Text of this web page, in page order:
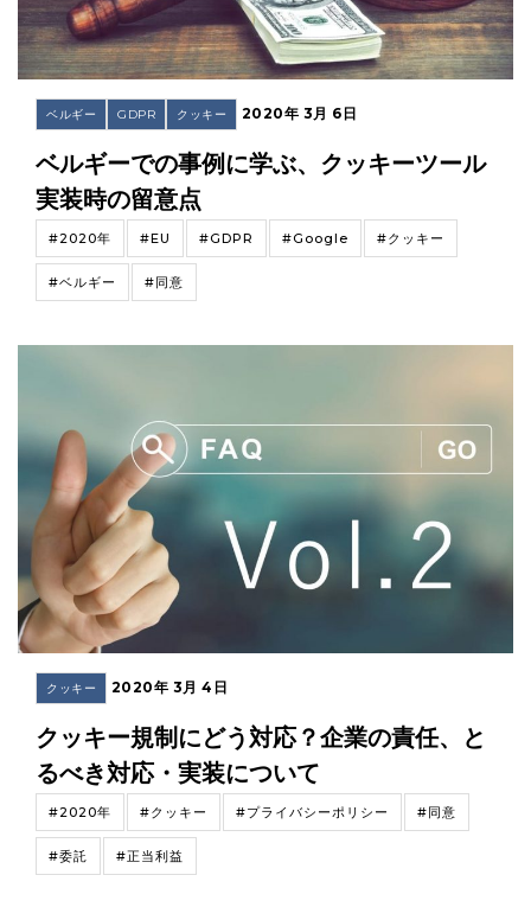
ベルギー GDPR クッキー 2020年 3月 6日
ベルギーでの事例に学ぶ、クッキーツール
実装時の留意点
#2020年 #EU #GDPR #Google #クッキー
#ベルギー #同意
クッキー 2020年 3月 4日
クッキー規制にどう対応？企業の責任、と
るべき対応・実装について
#2020年 #クッキー #プライバシーポリシー #同意
#委託 #正当利益